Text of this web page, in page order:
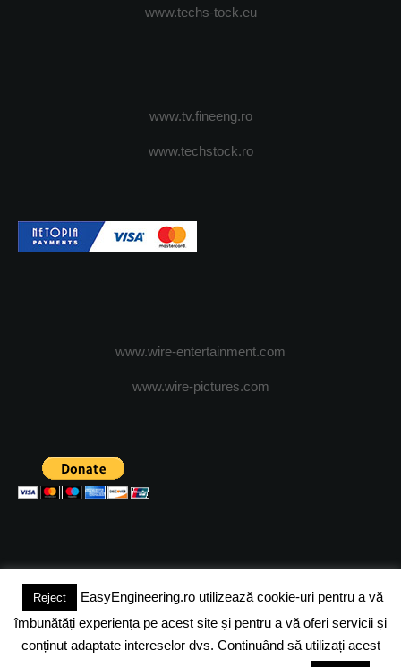
www.techs-tock.eu
www.tv.fineeng.ro
www.techstock.ro
www.wire-entertainment.com
www.wire-pictures.com
(c) 2024 - FineEngineeringMagazine. All rights reserved.
DESPRE NOI ADVERTISING JOBS DESPRE COOKIES
Reject
EasyEngineering.ro utilizează cookie-uri pentru a vă
îmbunătăți experiența pe acest site și pentru a vă oferi servicii și
conținut adaptate intereselor dvs. Continuând să utilizați acest